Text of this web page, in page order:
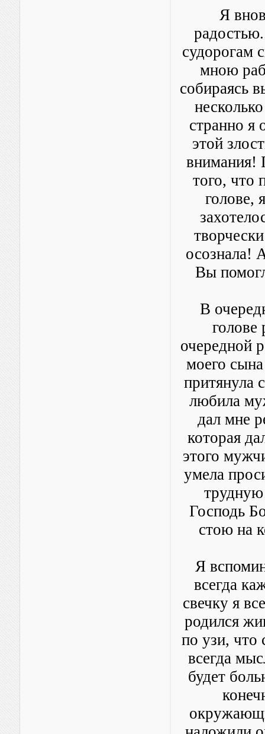
Я
судорогам
мною
собираясь
странно я
этой
внимания!
того, что
голове,
осознала!
Вы
В
голове
очередной
моего
притянула
любила
дал мне
которая
этого
умела
трудную
Господь
стою на
Я
всегда
свечку я
родился
по узи, что
всегда
будет